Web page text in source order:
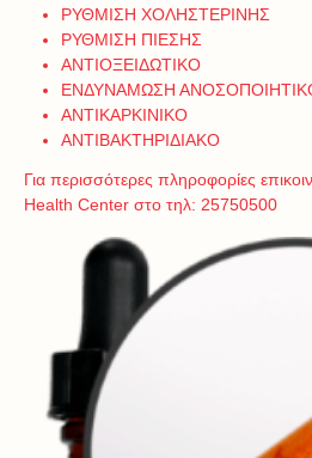
ΡΥΘΜΙΣΗ ΧΟΛΗΣΤΕΡΙΝΗΣ
ΡΥΘΜΙΣΗ ΠΙΕΣΗΣ
ΑΝΤΙΟΞΕΙΔΩΤΙΚΟ
ΕΝΔΥΝΑΜΩΣΗ
ΑΝΤΙΚΑΡΚΙΝΙΚΟ
ΑΝΤΙΒΑΚΤΗΡΙΔΙΑΚΟ
Για περισσότερες πληροφορίες
Health Center στο τηλ: 25750500